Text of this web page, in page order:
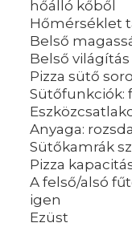
hőálló kőből
Hőmérséklet
Belső
Belső
Pizza sütő
Sütőfunkciók:
Anyaga:
Sütőkamrák
Pizza
A felső/alsó
igen
Ezüst